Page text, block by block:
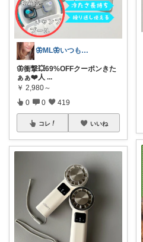
🦋ML🦋いつもありがとう💓
🦋衝撃💥69%OFFクーポンきた
ぁぁ❤️人 ...
￥ 2,980～
0 0 419
コレ いいね